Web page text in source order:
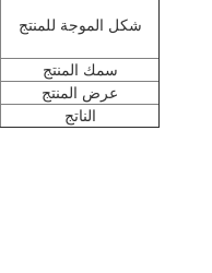
شكل الموجة للمنتج
سمك المنتج
عرض المنتج
الناتج